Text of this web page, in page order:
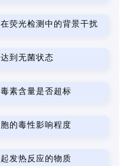
荧光检测中的背景干扰
到无菌状态
素含量是否超标
的毒性影响程度
发热反应的物质